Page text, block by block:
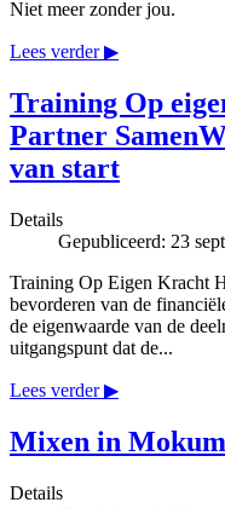
Niet meer zonder jou.
Lees verder ▶
Training Op
Partner
van start
Details
Gepubliceerd: 23
Training Op Eigen Kracht
bevorderen van de
de eigenwaarde van de
uitgangspunt dat de...
Lees verder ▶
Mixen in
Details